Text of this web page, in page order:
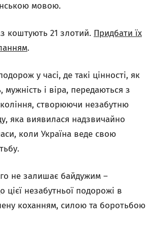
мовою.
коштують 21 злотий. Придбати їх
.
у часі, де такі цінності, як
мужність і віра, передаються з
створюючи незабутню
яка виявилася надзвичайно
коли Україна веде свою
не залишає байдужим –
цієї незабутньої подорожі в
коханням, силою та боротьбою